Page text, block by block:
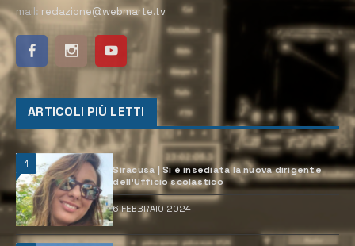
mail: redazione@webmarte.tv
ARTICOLI PIÙ LETTI
1
Siracusa | Si è insediata la nuova dirigente
dell’Ufficio scolastico
6 FEBBRAIO 2024